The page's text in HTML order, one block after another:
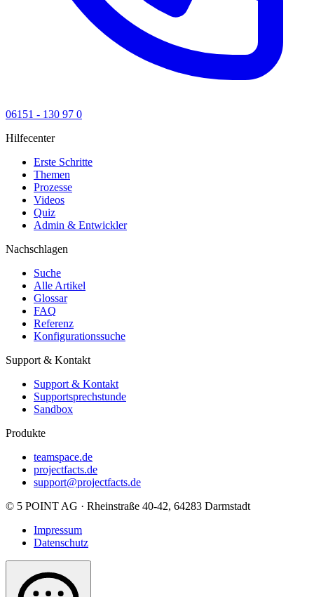
06151 - 130 97 0
Hilfecenter
Erste Schritte
Themen
Prozesse
Videos
Quiz
Admin & Entwickler
Nachschlagen
Suche
Alle Artikel
Glossar
FAQ
Referenz
Konfigurationssuche
Support & Kontakt
Support & Kontakt
Supportsprechstunde
Sandbox
Produkte
teamspace.de
projectfacts.de
support@projectfacts.de
© 5 POINT AG · Rheinstraße 40-42, 64283 Darmstadt
Impressum
Datenschutz